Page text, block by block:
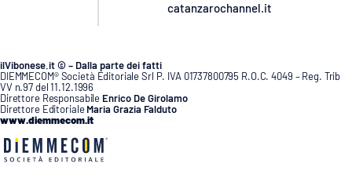
catanzarochannel.it
ilVibonese.it © – Dalla parte dei fatti
DIEMMECOM® Società Editoriale Srl P. IVA 01737800795 R.O.C. 4049 – Reg. Trib
VV n.97 del 11.12.1996
Direttore Responsabile Enrico De Girolamo
Direttore Editoriale Maria Grazia Falduto
www.diemmecom.it